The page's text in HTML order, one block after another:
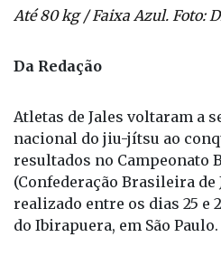
Até 80 kg / Faixa Azul. Foto:
Da Redação
Atletas de Jales voltaram a
nacional do jiu-jítsu ao
resultados no Campeonato
(Confederação Brasileira de
realizado entre os dias 25 e
do Ibirapuera, em São Paulo.